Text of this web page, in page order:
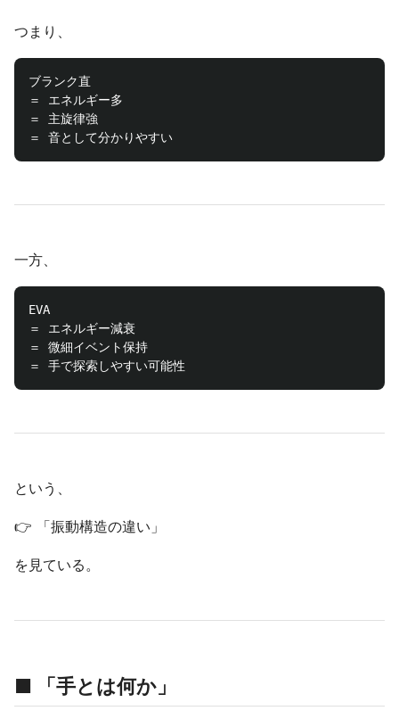
つまり、
ブランク直
＝ エネルギー多
＝ 主旋律強
一方、
EVA
＝ エネルギー減衰
＝ 微細イベント保持
という、
👉 「振動構造の違い」
を見ている。
■ 「手とは何か」